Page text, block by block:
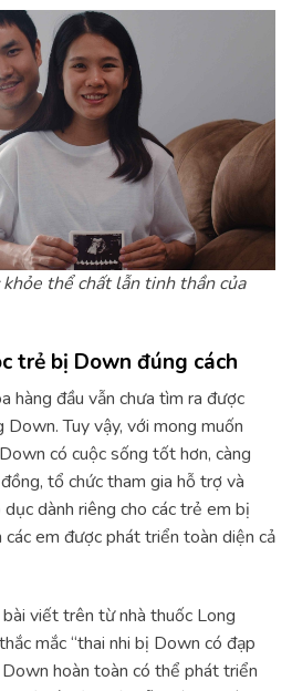
thể chất lẫn tinh thần của
trẻ bị Down đúng cách
hàng đầu vẫn chưa tìm ra được
Tuy vậy, với mong muốn
có cuộc sống tốt hơn, càng
tổ chức tham gia hỗ trợ và
dành riêng cho các trẻ em bị
em được phát triển toàn diện cả
viết trên từ nhà thuốc Long
mắc “thai nhi bị Down có đạp
hoàn toàn có thể phát triển